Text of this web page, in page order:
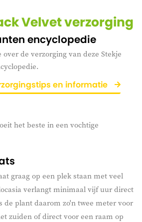
Velvet verzorging
encyclopedie
de verzorging van deze Stekje
en informatie
het beste in een vochtige
graag op een plek staan met veel
verlangt minimaal vijf uur direct
de plant daarom zo'n twee meter voor
zuiden of direct voor een raam op